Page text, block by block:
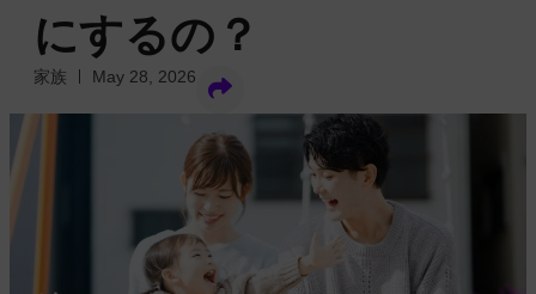
にするの？
家族 May 28, 2026